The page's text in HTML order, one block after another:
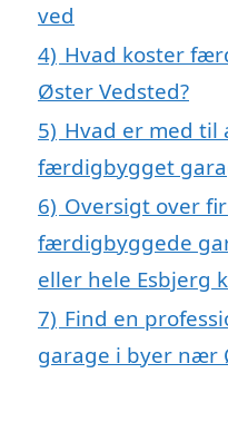
ved
4) Hvad koster
Øster Vedsted?
5) Hvad er med til
færdigbygget
6) Oversigt over
færdigbyggede
eller hele Esbjerg
7) Find en
garage i byer nær